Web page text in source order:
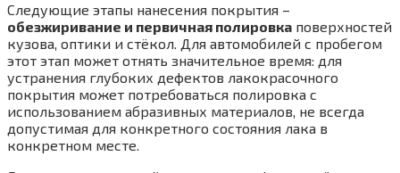
Следующие этапы нанесения покрытия –
обезжиривание и первичная полировка поверхностей
кузова, оптики и стёкол. Для автомобилей с пробегом
этот этап может отнять значительное время: для
устранения глубоких дефектов лакокрасочного
покрытия может потребоваться полировка с
использованием абразивных материалов, не всегда
допустимая для конкретного состояния лака в
конкретном месте.